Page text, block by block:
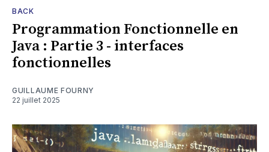
BACK
Programmation Fonctionnelle en
Java : Partie 3 - interfaces
fonctionnelles
GUILLAUME FOURNY
22 juillet 2025